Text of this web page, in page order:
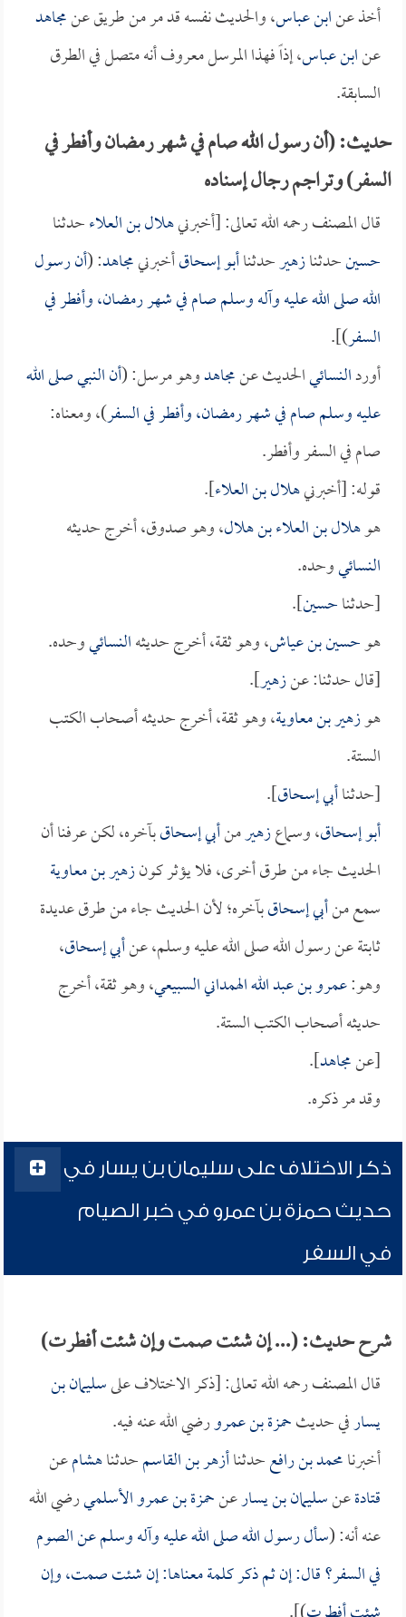
أخذ عنابن عباس، والحديث نفسه قد مر من طريق عنمجاهد
عنابن عباس، إذاً فهذا المرسل معروف أنه متصل في الطرق
السابقة.
حديث: (أن رسول الله صام في شهر رمضان وأفطر في
السفر) وتراجم رجال إسناده
قال المصنف رحمه الله تعالى: [أخبرنيهلال بن العلاءحدثنا
حسينحدثنازهيرحدثناأبو إسحاقأخبرنيمجاهد: (أن رسول
الله صلى الله عليه وآله وسلم صام في شهر رمضان، وأفطر في
السفر)].
أوردالنسائيالحديث عنمجاهدوهو مرسل: (أن النبي صلى الله
عليه وسلم صام في شهر رمضان، وأفطر في السفر)، ومعناه:
صام في السفر وأفطر.
قوله: [أخبرنيهلال بن العلاء].
هوهلال بن العلاء بن هلال، وهو صدوق، أخرج حديثه
النسائيوحده.
[حدثناحسين].
هوحسين بن عياش، وهو ثقة، أخرج حديثهالنسائيوحده.
[قال حدثنا: عنزهير].
هوزهير بن معاوية، وهو ثقة، أخرج حديثه أصحاب الكتب
الستة.
[حدثناأبي إسحاق].
أبو إسحاق، وسماعزهيرمنأبي إسحاقبآخره، لكن عرفنا أن
الحديث جاء من طرق أخرى، فلا يؤثر كونزهير بن معاوية
سمع منأبي إسحاقبآخره؛ لأن الحديث جاء من طرق عديدة
ثابتة عن رسول الله صلى الله عليه وسلم، عنأبي إسحاق،
وهو:عمرو بن عبد الله الهمداني السبيعي، وهو ثقة، أخرج
حديثه أصحاب الكتب الستة.
[عنمجاهد].
وقد مر ذكره.
ذكر الاختلاف على سليمان بن يسار في
حديث حمزة بن عمرو في خبر الصيام
في السفر
شرح حديث: (... إن شئت صمت وإن شئت أفطرت)
قال المصنف رحمه الله تعالى: [ذكر الاختلاف علىسليمان بن
يسارفي حديثحمزة بن عمرورضي الله عنه فيه.
أخبرنامحمد بن رافعحدثناأزهر بن القاسمحدثناهشامعن
قتادةعنسليمان بن يسارعنحمزة بن عمرو الأسلميرضي الله
عنه أنه: (سأل رسول الله صلى الله عليه وآله وسلم عن الصوم
في السفر؟ قال: إن ثم ذكر كلمة معناها: إن شئت صمت، وإن